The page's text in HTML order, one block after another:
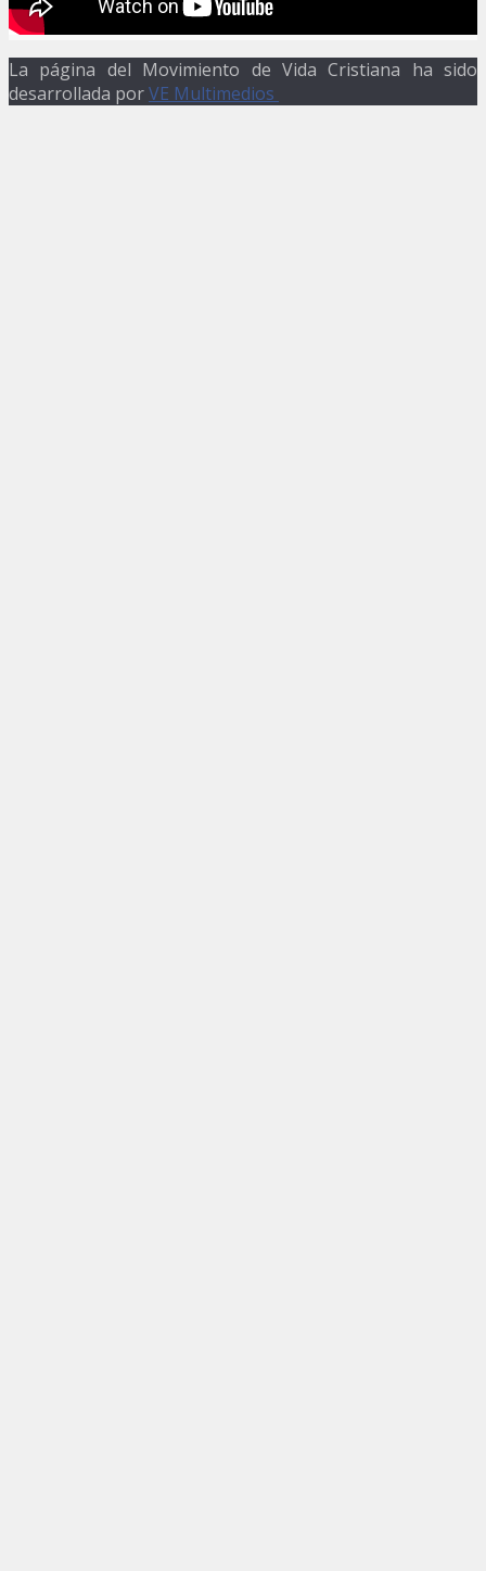
La página del Movimiento de Vida Cristiana ha sido
desarrollada porVE Multimedios